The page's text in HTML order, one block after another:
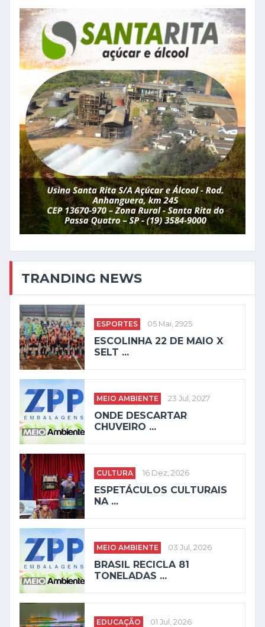
TRANDING NEWS
ESPORTES 05 Mai, 2925
ESCOLINHA 22 DE MAIO X
SELT ...
MEIO AMBIENTE 23 Jul, 2027
ONDE DESCARTAR
CHUVEIRO ...
CULTURA 16 Dez, 2026
ESPETÁCULOS CULTURAIS
NA ...
MEIO AMBIENTE 03 Jul, 2026
BRASIL RECICLA 81
TONELADAS ...
EDUCAÇÃO 01 Jul, 2026